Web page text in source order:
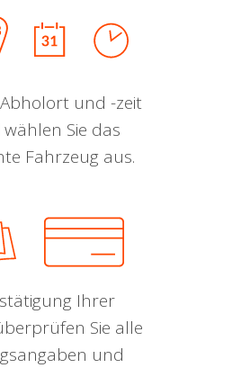
Abholort und -zeit
Sie das
Fahrzeug aus.
Ihrer
Sie alle
und